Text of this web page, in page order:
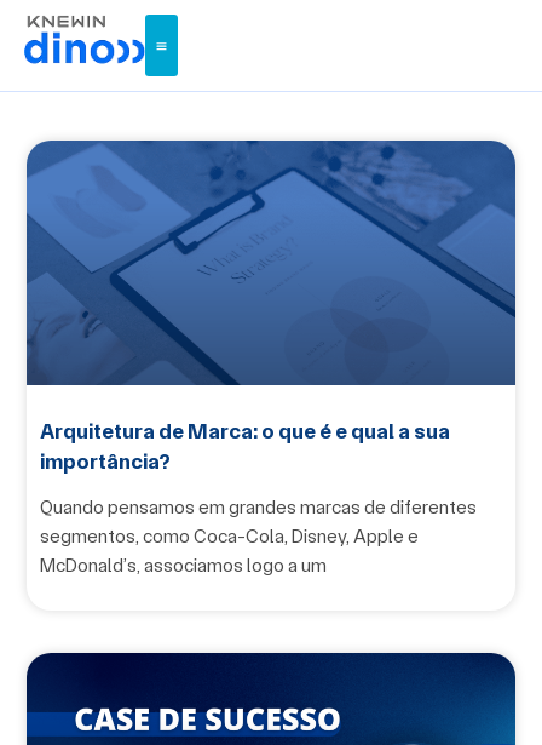
Arquitetura de Marca: o que é e qual a sua
importância?
Quando pensamos em grandes marcas de diferentes
segmentos, como Coca-Cola, Disney, Apple e
McDonald’s, associamos logo a um